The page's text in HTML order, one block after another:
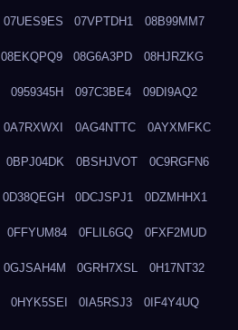
07UES9ES 07VPTDH1 08B99MM7
08EKQPQ9 08G6A3PD 08HJRZKG
0959345H 097C3BE4 09DI9AQ2
0A7RXWXI 0AG4NTTC 0AYXMFKC
0BPJ04DK 0BSHJVOT 0C9RGFN6
0D38QEGH 0DCJSPJ1 0DZMHHX1
0FFYUM84 0FLIL6GQ 0FXF2MUD
0GJSAH4M 0GRH7XSL 0H17NT32
0HYK5SEI 0IA5RSJ3 0IF4Y4UQ